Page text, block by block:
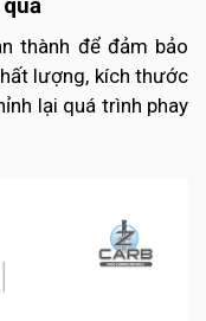
thành để đảm bảo
lượng, kích thước
lại quá trình phay